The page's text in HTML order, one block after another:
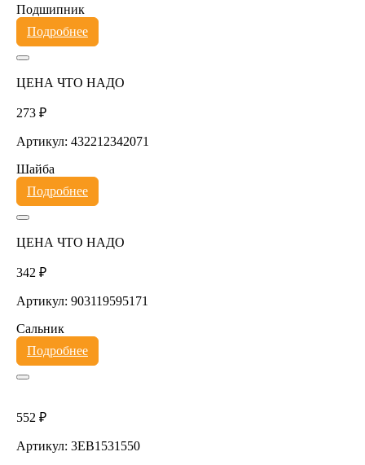
Подшипник
Подробнее
ЦЕНА ЧТО НАДО
273 ₽
Артикул: 432212342071
Шайба
Подробнее
ЦЕНА ЧТО НАДО
342 ₽
Артикул: 903119595171
Сальник
Подробнее
552 ₽
Артикул: 3EB1531550